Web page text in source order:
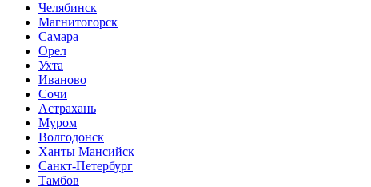
Челябинск
Магнитогорск
Самара
Орел
Ухта
Иваново
Сочи
Астрахань
Муром
Волгодонск
Ханты Мансийск
Санкт-Петербург
Тамбов